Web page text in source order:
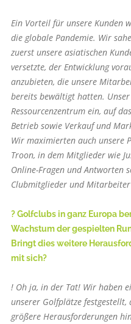
Ein Vorteil für unsere Kunden
die globale Pandemie. Wir
zuerst unsere asiatischen
versetzte, der Entwicklung
anzubieten, die unsere
bereits bewältigt hatten.
Ressourcenzentrum ein, auf
Betrieb sowie Verkauf und
Wir maximierten auch unsere
Troon, in dem Mitglieder wie
Online-Fragen und Antworten
Clubmitglieder und
? Golfclubs in ganz Europa
Wachstum der gespielten
Bringt dies weitere
mit sich?
! Oh ja, in der Tat! Wir haben
unserer Golfplätze
größere Herausforderungen